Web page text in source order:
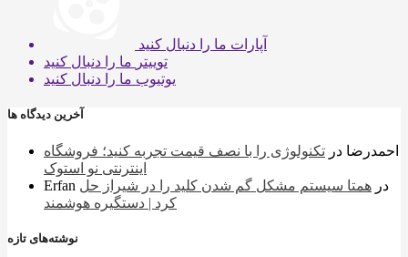
آپارات ما را دنبال کنید
توییتر ما را دنبال کنید
یوتیوب ما را دنبال کنید
آخرین دیدگاه ها
احمدرضا در تکنولوژی را با نصف قیمت تجربه کنید؛ فروشگاه
اینترنتی نو استوک
Erfan
در همتا سیستم مشکل گم شدن کلید را در شیراز حل
کرد | دستگیره هوشمند
نوشته‌های تازه